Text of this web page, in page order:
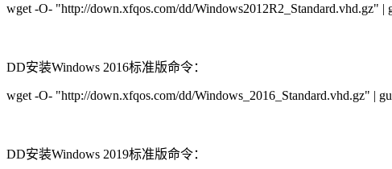
wget -O- "http://down.xfqos.com/dd/Windows2012R2_Standard.vhd.gz" |
DD安装Windows 2016标准版命令：
wget -O- "http://down.xfqos.com/dd/Windows_2016_Standard.vhd.gz" |
DD安装Windows 2019标准版命令：